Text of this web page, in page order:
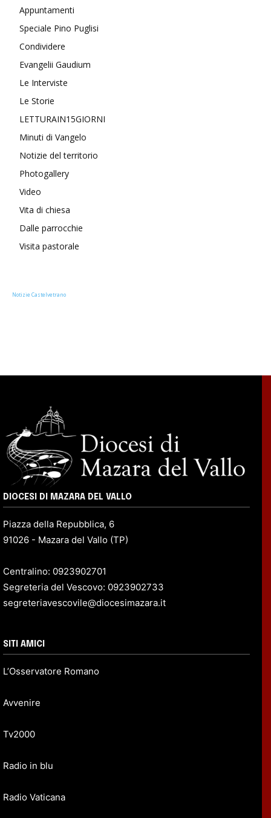
Appuntamenti
Speciale Pino Puglisi
Condividere
Evangelii Gaudium
Le Interviste
Le Storie
LETTURAIN15GIORNI
Minuti di Vangelo
Notizie del territorio
Photogallery
Video
Vita di chiesa
Dalle parrocchie
Visita pastorale
Notizie Castelvetrano
DIOCESI DI MAZARA DEL VALLO
Piazza della Repubblica, 6
91026 - Mazara del Vallo (TP)
Centralino: 0923902701
Segreteria del Vescovo: 0923902733
segreteriavescovile@diocesimazara.it
SITI AMICI
L’Osservatore Romano
Avvenire
Tv2000
Radio in blu
Radio Vaticana